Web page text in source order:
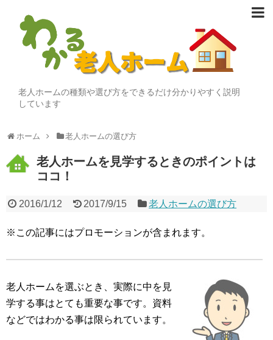
老人ホームの種類や選び方をできるだけ分かりやすく説明
しています
ホーム 老人ホームの選び方
老人ホームを見学するときのポイントは
ココ！
2016/1/12 2017/9/15 老人ホームの選び方
※この記事にはプロモーションが含まれます。
老人ホームを選ぶとき、実際に中を見
学する事はとても重要な事です。資料
などではわかる事は限られています。